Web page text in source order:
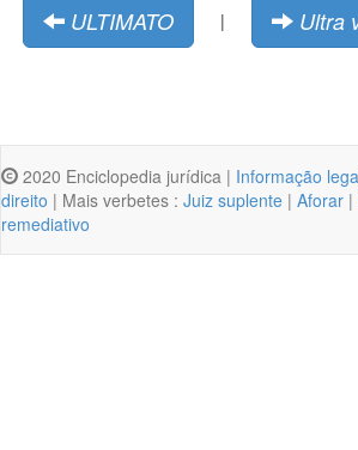
ULTIMATO | Ultra
2020 Enciclopedia jurídica | Informação
direito | Mais verbetes : Juiz suplente | Aforar |
remediativo